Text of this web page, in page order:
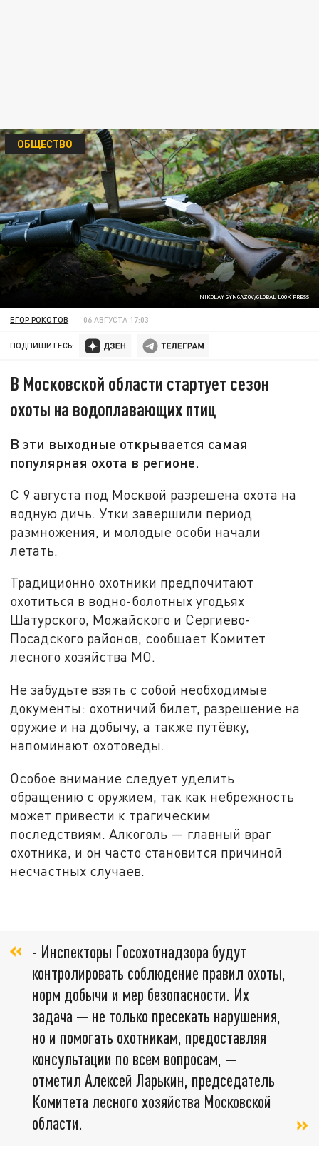
NIKOLAY GYNGAZOV/GLOBAL LOOK PRESS
ОБЩЕСТВО
ЕГОР РОКОТОВ 06 АВГУСТА 17:03
ПОДПИШИТЕСЬ:
В Московской области стартует сезон
охоты на водоплавающих птиц
В эти выходные открывается самая
популярная охота в регионе.
С 9 августа под Москвой разрешена охота на
водную дичь. Утки завершили период
размножения, и молодые особи начали
летать.
Традиционно охотники предпочитают
охотиться в водно-болотных угодьях
Шатурского, Можайского и Сергиево-
Посадского районов, сообщает Комитет
лесного хозяйства МО.
Не забудьте взять с собой необходимые
документы: охотничий билет, разрешение на
оружие и на добычу, а также путёвку,
напоминают охотоведы.
Особое внимание следует уделить
обращению с оружием, так как небрежность
может привести к трагическим
последствиям. Алкоголь — главный враг
охотника, и он часто становится причиной
несчастных случаев.
- Инспекторы Госохотнадзора будут
контролировать соблюдение правил охоты,
норм добычи и мер безопасности. Их
задача — не только пресекать нарушения,
но и помогать охотникам, предоставляя
консультации по всем вопросам, —
отметил Алексей Ларькин, председатель
Комитета лесного хозяйства Московской
области.